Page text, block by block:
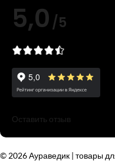
5,0 /5
Оставить отзыв
© 2026 Аураведик | товары